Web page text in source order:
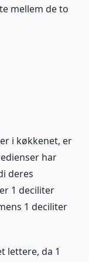
mellem de to
i køkkenet, er
har
deres
1 deciliter
1 deciliter
lettere, da 1